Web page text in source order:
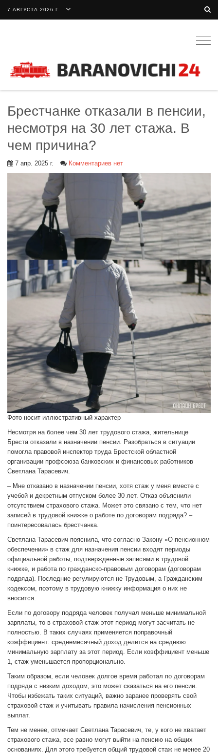
7 АВГУСТА 2026 Г.
Брестчанке отказали в пенсии,
несмотря на 30 лет стажа. В
чем причина?
7 апр. 2025 г. Комментариев нет
Фото носит иллюстративный характер
Несмотря на более чем 30 лет трудового стажа, жительнице
Бреста отказали в назначении пенсии. Разобраться в ситуации
помогла правовой инспектор труда Брестской областной
организации профсоюза банковских и финансовых работников
Светлана Тарасевич.
– Мне отказано в назначении пенсии, хотя стаж у меня вместе с
учебой и декретным отпуском более 30 лет. Отказ объяснили
отсутствием страхового стажа. Может это связано с тем, что нет
записей в трудовой книжке о работе по договорам подряда? –
поинтересовалась брестчанка.
Светлана Тарасевич пояснила, что согласно Закону «О пенсионном
обеспечении» в стаж для назначения пенсии входят периоды
официальной работы, подтвержденные записями в трудовой
книжке, и работа по гражданско-правовым договорам (договорам
подряда). Последние регулируются не Трудовым, а Гражданским
кодексом, поэтому в трудовую книжку информация о них не
вносится.
Если по договору подряда человек получал меньше минимальной
зарплаты, то в страховой стаж этот период могут засчитать не
полностью. В таких случаях применяется поправочный
коэффициент: среднемесячный доход делится на среднюю
минимальную зарплату за этот период. Если коэффициент меньше
1, стаж уменьшается пропорционально.
Таким образом, если человек долгое время работал по договорам
подряда с низким доходом, это может сказаться на его пенсии.
Чтобы избежать таких ситуаций, важно заранее проверять свой
страховой стаж и учитывать правила начисления пенсионных
выплат.
Тем не менее, отмечает Светлана Тарасевич, те, у кого не хватает
страхового стажа, все равно могут выйти на пенсию на общих
основаниях. Для этого требуется общий трудовой стаж не менее 20